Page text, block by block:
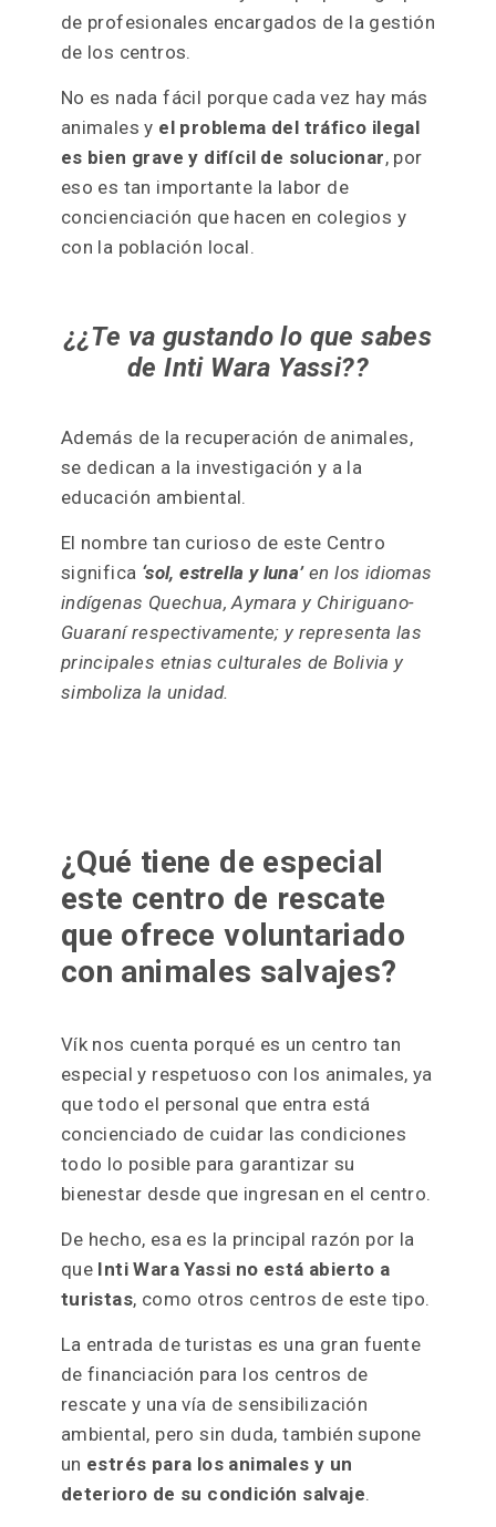
de profesionales encargados de la gestión
de los centros.
No es nada fácil porque cada vez hay más
animales y el problema del tráfico ilegal
es bien grave y difícil de solucionar, por
eso es tan importante la labor de
concienciación que hacen en colegios y
con la población local.
¿¿Te va gustando lo que sabes
de Inti Wara Yassi??
Además de la recuperación de animales,
se dedican a la investigación y a la
educación ambiental.
El nombre tan curioso de este Centro
significa ‘sol, estrella y luna’en los idiomas
indígenas Quechua, Aymara y Chiriguano-
Guaraní respectivamente; y representa las
principales etnias culturales de Bolivia y
simboliza la unidad.
¿Qué tiene de especial
este centro de rescate
que ofrece voluntariado
con animales salvajes?
Vík nos cuenta porqué es un centro tan
especial y respetuoso con los animales, ya
que todo el personal que entra está
concienciado de cuidar las condiciones
todo lo posible para garantizar su
bienestar desde que ingresan en el centro.
De hecho, esa es la principal razón por la
que Inti Wara Yassi no está abierto a
turistas, como otros centros de este tipo.
La entrada de turistas es una gran fuente
de financiación para los centros de
rescate y una vía de sensibilización
ambiental, pero sin duda, también supone
un estrés para los animales y un
deterioro de su condición salvaje.